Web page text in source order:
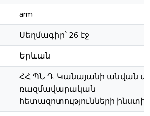
arm
Սեղմագիր՝ 26 էջ
Երևան
ՀՀ ՊՆ Դ. Կանայանի անվան
ռազմավարական
հետազոտությունների